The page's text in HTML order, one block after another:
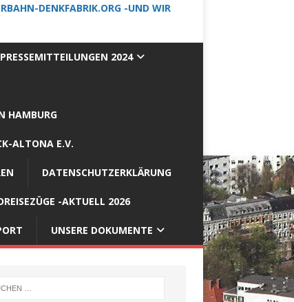
DENKFABRIK.ORG -UND WIR
PRESSEMITTEILUNGEN 2024
HAMBURG
ALTONA E.V.
DATENSCHUTZERKLÄRUNG
-AKTUELL 2026
UNSERE DOKUMENTE